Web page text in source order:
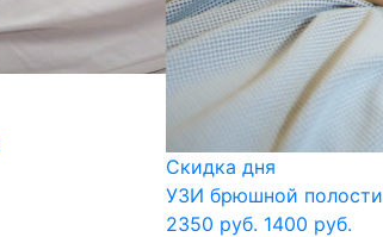
Скидка дня
УЗИ брюшной полости
2350 руб. 1400 руб.